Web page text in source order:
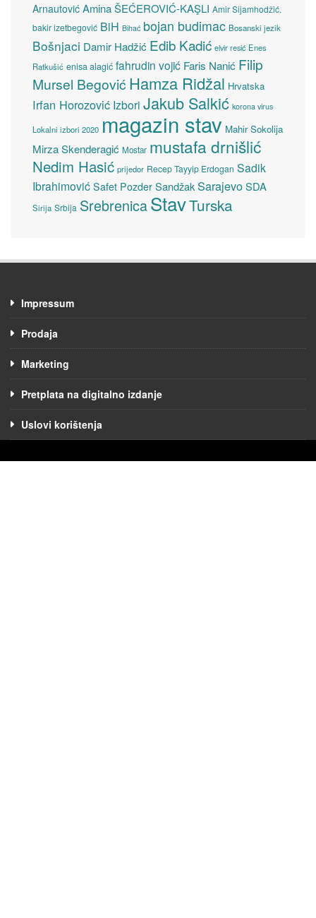
Arnautović Amina ŠEĆEROVIĆ-KAŞLI Amir Sijamhodžić.
bakir izetbegović BiH Bihać bojan budimac Bosanski jezik
Bošnjaci Damir Hadžić Edib Kadić elvir resić Enes
Ratkušić enisa alagić fahrudin vojić Faris Nanić Filip
Mursel Begović Hamza Ridžal Hrvatska
Irfan Horozović Izbori Jakub Salkić korona virus
Lokalni izbori 2020 magazin stav Mahir Sokolija
Mirza Skenderagić Mostar mustafa drnišlić
Nedim Hasić prijedor Recep Tayyip Erdogan Sadik
Ibrahimović Safet Pozder SandžakSarajevoSDA
Sirija Srbija SrebrenicaStavTurska
Impressum
Prodaja
Marketing
Pretplata na digitalno izdanje
Uslovi korištenja